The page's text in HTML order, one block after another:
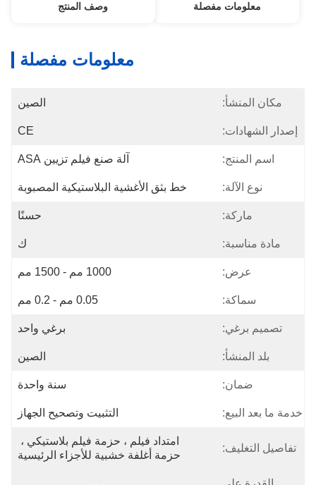
معلومات مفصلة وصف المنتج
معلومات مفصلة
مكان المنشأ: الصين
إصدار الشهادات: CE
اسم المنتج: آلة صنع فيلم تزيين ASA
نوع الآلة: خط بثق الأغشية البلاستيكية المصبوبة
ماركة: حسنًا
مادة مناسبة: ك
عرض: 1000 مم - 1500 مم
سماكة: 0.05 مم - 0.2 مم
تصميم برغي: برغي واحد
بلد المنشأ: الصين
ضمان: سنة واحدة
خدمة ما بعد البيع: التثبيت وتصحيح الجهاز
تفاصيل التغليف:
امتداد فيلم ، حزمة فيلم بلاستيكي ،
حزمة أغلفة خشبية للأجزاء الرئيسية